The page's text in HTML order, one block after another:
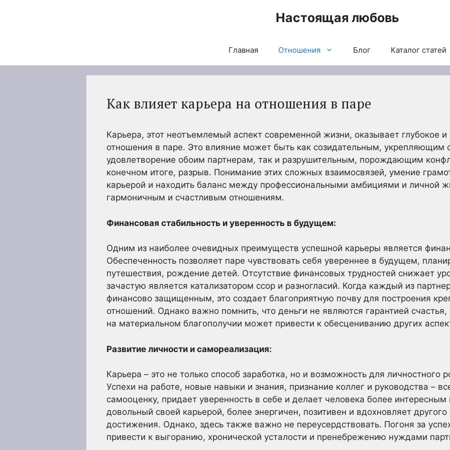
Настоящая любовь
Главная Отношения Блог Каталог статей
Как влияет карьера на отношения в паре
Карьера, этот неотъемлемый аспект современной жизни, оказывает глубокое
отношения в паре. Это влияние может быть как созидательным, укрепляющим
удовлетворение обоим партнерам, так и разрушительным, порождающим
конечном итоге, разрыв. Понимание этих сложных взаимосвязей, умение
карьерой и находить баланс между профессиональными амбициями и личной
гармоничным и счастливым отношениям.
Финансовая стабильность и уверенность в будущем:
Одним из наиболее очевидных преимуществ успешной карьеры является
Обеспеченность позволяет паре чувствовать себя увереннее в будущем,
путешествия, рождение детей. Отсутствие финансовых трудностей снижает
зачастую является катализатором ссор и разногласий. Когда каждый из
финансово защищенным, это создает благоприятную почву для построения
отношений. Однако важно помнить, что деньги не являются гарантией
на материальном благополучии может привести к обесцениванию других
Развитие личности и самореализация:
Карьера – это не только способ заработка, но и возможность для личностного
Успехи на работе, новые навыки и знания, признание коллег и руководства –
самооценку, придает уверенность в себе и делает человека более
довольный своей карьерой, более энергичен, позитивен и вдохновляет
достижения. Однако, здесь также важно не переусердствовать. Погоня за
привести к выгоранию, хронической усталости и пренебрежению нуждами